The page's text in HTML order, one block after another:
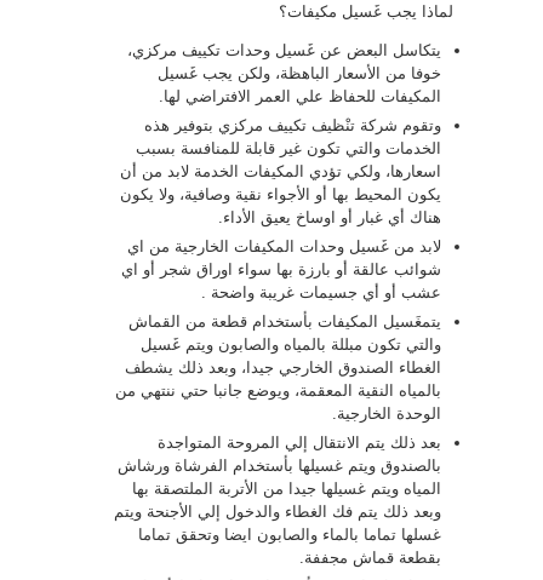
لماذا يجب غَسيل مكيفات؟
يتكاسل البعض عن غَسيل وحدات تكييف مركزي،
خوفا من الأسعار الباهظة، ولكن يجب غَسيل
المكيفات للحفاظ علي العمر الافتراضي لها.
وتقوم شركة تنْظيف تكييف مركزي بتوفير هذه
الخدمات والتي تكون غير قابلة للمنافسة بسبب
اسعارها، ولكي تؤدي المكيفات الخدمة لابد من أن
يكون المحيط بها أو الأجواء نقية وصافية، ولا يكون
هناك أي غبار أو اوساخ يعيق الأداء.
لابد من غَسيل وحدات المكيفات الخارجية من اي
شوائب عالقة أو بارزة بها سواء اوراق شجر أو اي
عشب أو أي جسيمات غريبة واضحة .
يتمغَسيل المكيفات بأستخدام قطعة من القماش
والتي تكون مبللة بالمياه والصابون ويتم غَسيل
الغطاء الصندوق الخارجي جيدا، وبعد ذلك يشطف
بالمياه النقية المعقمة، ويوضع جانبا حتي ننتهي من
الوحدة الخارجية.
بعد ذلك يتم الانتقال إلي المروحة المتواجدة
بالصندوق ويتم غسيلها بأستخدام الفرشاة ورشاش
المياه ويتم غسيلها جيدا من الأتربة الملتصقة بها
وبعد ذلك يتم فك الغطاء والدخول إلي الأجنحة ويتم
غسلها تماما بالماء والصابون ايضا وتحقق تماما
بقطعة قماش مجففة.